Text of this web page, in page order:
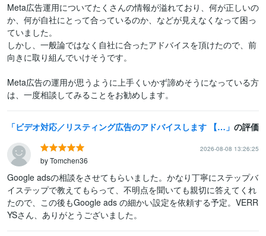
Meta広告運用についてたくさんの情報が溢れており、何が正しいの
か、何が自社にとって合っているのか、などが見えなくなって困っ
ていました。
しかし、一般論ではなく自社に合ったアドバイスを頂けたので、前
向きに取り組んでいけそうです。
Meta広告の運用が思うように上手くいかず諦めそうになっている方
は、一度相談してみることをお勧めします。
ビデオ対応／リスティング広告のアドバイスします 【画面共有】でご相談したい方向け の評価
2026-08-08 13:26:25
by Tomchen36
Google adsの相談をさせてもらいました。かなり丁寧にステップバ
イステップで教えてもらって、不明点を聞いても親切に答えてくれ
たので、この後もGoogle ads の細かい設定を依頼する予定。VERR
YSさん、ありがとうございました。